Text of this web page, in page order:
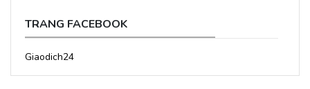
TRANG FACEBOOK
Giaodich24